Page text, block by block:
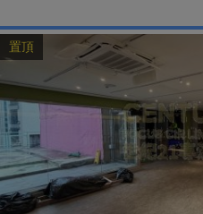
置頂